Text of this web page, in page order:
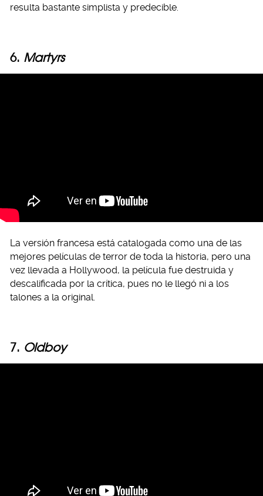
resulta bastante simplista y predecible.
6. Martyrs
La versión francesa está catalogada como una de las
mejores películas de terror de toda la historia, pero una
vez llevada a Hollywood, la película fue destruida y
descalificada por la crítica, pues no le llegó ni a los
talones a la original.
7. Oldboy